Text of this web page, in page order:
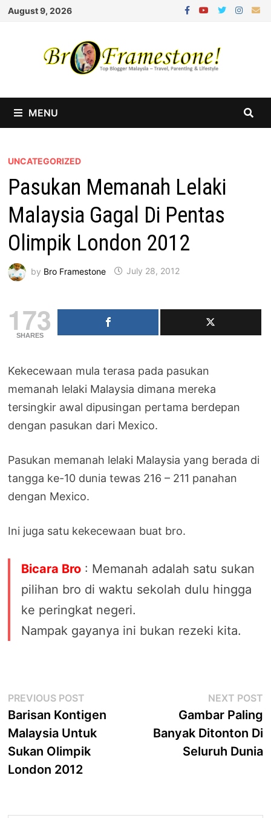
Skip
August 9, 2026
MENU
UNCATEGORIZED
Pasukan Memanah Lelaki
Malaysia Gagal Di Pentas
Olimpik London 2012
by Bro Framestone July 28, 2012
173
SHARES
Kekecewaan mula terasa pada pasukan
memanah lelaki Malaysia dimana mereka
tersingkir awal dipusingan pertama berdepan
dengan pasukan dari Mexico.
Pasukan memanah lelaki Malaysia yang berada di
tangga ke-10 dunia tewas 216 – 211 panahan
dengan Mexico.
Ini juga satu kekecewaan buat bro.
Bicara Bro : Memanah adalah satu sukan
pilihan bro di waktu sekolah dulu hingga
ke peringkat negeri.
Nampak gayanya ini bukan rezeki kita.
Post
navigation
PREVIOUS POST
post:
Barisan Kontigen
Malaysia Untuk
Sukan Olimpik
London 2012
NEXT POST
Gambar Paling
Banyak Ditonton Di
Seluruh Dunia